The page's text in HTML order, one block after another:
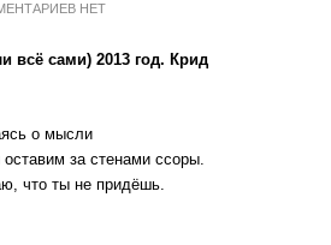
НЕТ
всё сами) 2013 год. Крид
о мысли
за стенами ссоры.
что ты не придёшь.